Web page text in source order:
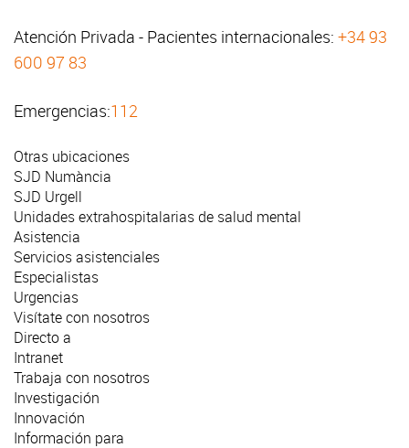
Atención Privada - Pacientes internacionales: +34 93
600 97 83
Emergencias:112
Otras ubicaciones
SJD Numància
SJD Urgell
Unidades extrahospitalarias de salud mental
Asistencia
Servicios asistenciales
Especialistas
Urgencias
Visítate con nosotros
Directo a
Intranet
Trabaja con nosotros
Investigación
Innovación
Información para